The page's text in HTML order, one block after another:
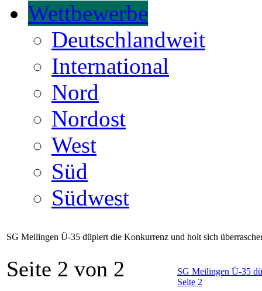
Wettbewerbe
Deutschlandweit
International
Nord
Nordost
West
Süd
Südwest
SG Meilingen Ü-35 düpiert die Konkurrenz und holt sich
SG Meilingen Ü-35
Seite 2
Seite 2 von 2